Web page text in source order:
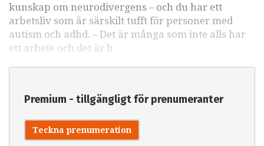
kunskap om neurodivergens – och du har ett
arbetsliv som är särskilt tufft för personer med
autism och adhd. – Det är många som inte alls har
ett arbete och det är h
Premium - tillgängligt för prenumeranter
Teckna prenumeration